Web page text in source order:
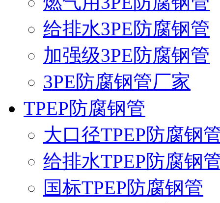
给排水3PE防腐钢管
加强级3PE防腐钢管
3PE防腐钢管厂家
TPEP防腐钢管
大口径TPEP防腐钢
给排水TPEP防腐钢
国标TPEP防腐钢管